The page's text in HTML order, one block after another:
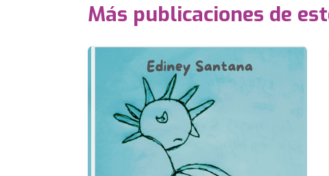
Más publicaciones de